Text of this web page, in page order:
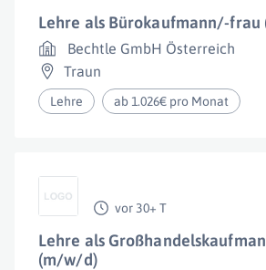
Lehre als Bürokaufmann/-
Bechtle GmbH Österreich
Traun
Lehre ab 1.026€ pro Monat
vor 30+ T
Lehre als
(m/w/d)